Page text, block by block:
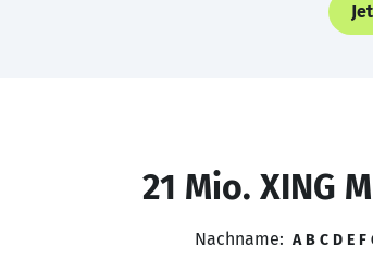
21 Mio. XING
Nachname: A B C D E F